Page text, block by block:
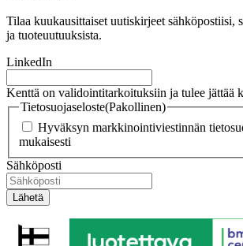
Tilaa kuukausittaiset uutiskirjeet sähköpostiisi,
ja tuoteuutuuksista.
LinkedIn
Kenttä on validointitarkoituksiin ja tulee jättää
Tietosuojaseloste(Pakollinen)
Hyväksyn markkinointiviestinnän
mukaisesti
Sähköposti